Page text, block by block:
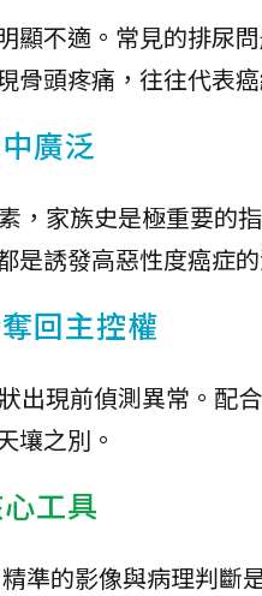
顯不適。常見的排尿
骨頭疼痛，往往代表
廣泛
，家族史是極重要的
是誘發高惡性度癌症的
回主控權
出現前偵測異常。配
壤之別。
工具
準的影像與病理判斷